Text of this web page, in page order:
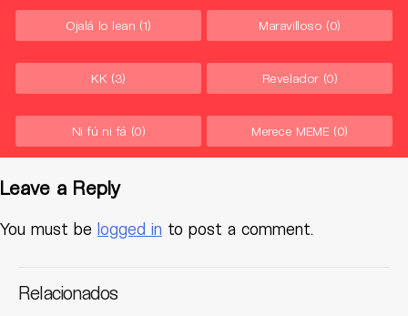
Ojalá lo lean (1) Maravilloso (0)
KK (3) Revelador (0)
Ni fú ni fá (0) Merece MEME (0)
Leave a Reply
You must be logged in to post a comment.
Relacionados